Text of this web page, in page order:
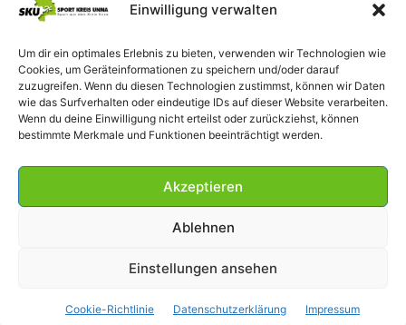
Einwilligung verwalten
Um dir ein optimales Erlebnis zu bieten, verwenden wir Technologien wie
Cookies, um Geräteinformationen zu speichern und/oder darauf
zuzugreifen. Wenn du diesen Technologien zustimmst, können wir Daten
wie das Surfverhalten oder eindeutige IDs auf dieser Website verarbeiten.
Wenn du deine Einwilligung nicht erteilst oder zurückziehst, können
bestimmte Merkmale und Funktionen beeinträchtigt werden.
Akzeptieren
Ablehnen
Einstellungen ansehen
Cookie-Richtlinie Datenschutzerklärung Impressum
Datenschutzerklärung
© SportKreisUnna 2026